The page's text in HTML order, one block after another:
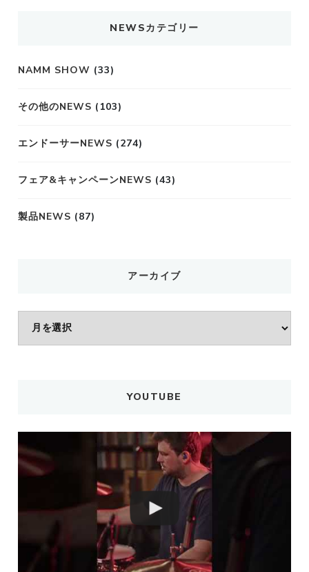
NEWSカテゴリー
NAMM SHOW (33)
その他のNEWS (103)
エンドーサーNEWS (274)
フェア&キャンペーンNEWS (43)
製品NEWS (87)
アーカイブ
YOUTUBE